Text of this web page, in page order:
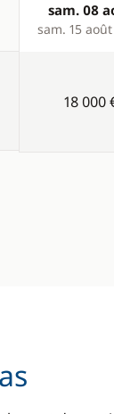
Products
sam. 08
sam. 15
18 000